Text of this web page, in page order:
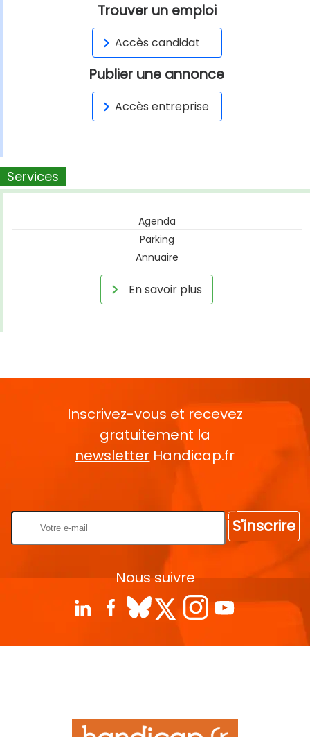
Trouver un emploi
Accès candidat
Publier une annonce
Accès entreprise
Services
Agenda
Parking
Annuaire
En savoir plus
Inscrivez-vous et recevez
gratuitement la
newsletter Handicap.fr
S'inscrire
Nous suivre